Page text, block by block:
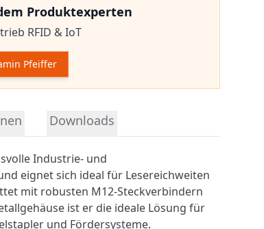
Produktexperten
RFID & IoT
Pfeiffer
Downloads
Industrie- und
eignet sich ideal für Lesereichweiten
mit robusten M12-Steckverbindern
ist er die ideale Lösung für
und Fördersysteme.